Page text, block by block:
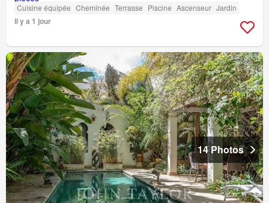
Cuisine équipée Cheminée Terrasse Piscine Ascenseur Jardin
Il y a 1 jour
14 Photos